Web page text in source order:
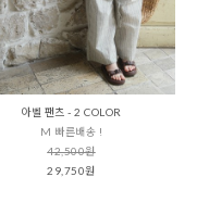
아벨 팬츠 - 2 COLOR
M 빠른배송 !
42,500원
29,750원